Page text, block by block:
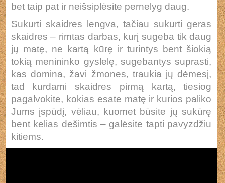
bet taip pat ir neišsiplėsite pernelyg daug.
Sukurti skaidres lengva, tačiau sukurti geras
skaidres – rimtas darbas, kurį sugeba tik daug
jų matę, ne kartą kūrę ir turintys bent šiokią
tokią menininko gyslelę, sugebantys suprasti,
kas domina, žavi žmones, traukia jų dėmesį,
tad kurdami skaidres pirmą kartą, tiesiog
pagalvokite, kokias esate matę ir kurios paliko
Jums įspūdį, vėliau, kuomet būsite jų sukūrę
bent kelias dešimtis – galėsite tapti pavyzdžiu
kitiems.